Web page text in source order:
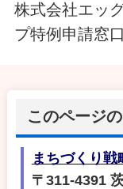
株式会社エッ
プ特例申請窓
このページ
まちづくり戦
〒311-4391